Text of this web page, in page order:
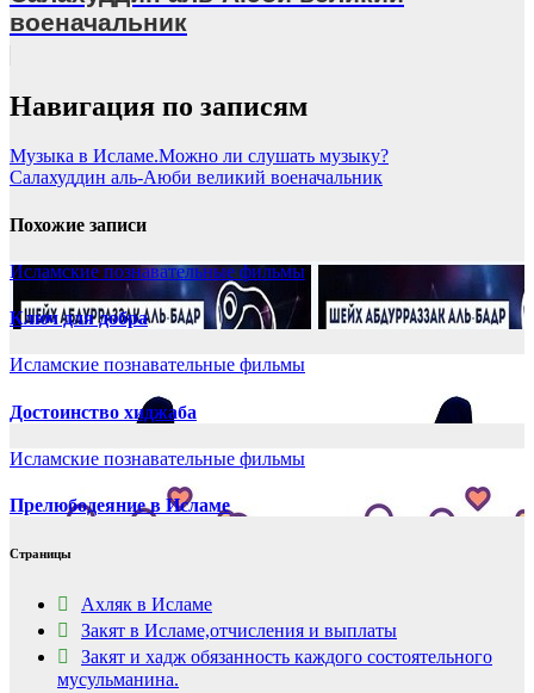
военачальник
Навигация по записям
Музыка в Исламе.Можно ли слушать музыку?
Салахуддин аль-Аюби великий военачальник
Похожие записи
Исламские познавательные фильмы
Ключ для добра
Исламские познавательные фильмы
Достоинство хиджаба
Исламские познавательные фильмы
Прелюбодеяние в Исламе
Страницы
Ахляк в Исламе
Закят в Исламе,отчисления и выплаты
Закят и хадж обязанность каждого состоятельного
мусульманина.